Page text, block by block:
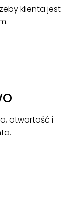
klienta jest
otwartość i